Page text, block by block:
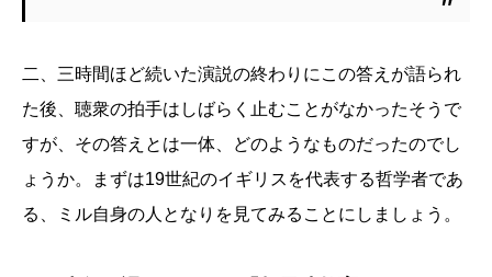
二、三時間ほど続いた演説の終わりにこの答えが語られ
た後、聴衆の拍手はしばらく止むことがなかったそうで
すが、その答えとは一体、どのようなものだったのでし
ょうか。まずは19世紀のイギリスを代表する哲学者であ
る、ミル自身の人となりを見てみることにしましょう。